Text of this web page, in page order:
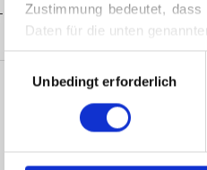
Zustimmung bedeutet,
Daten für die unten
Sie können Ihre
Löschen von Cookies finden.
Auswahl
Unbedingt erforderlich
ZUM PRODUKT